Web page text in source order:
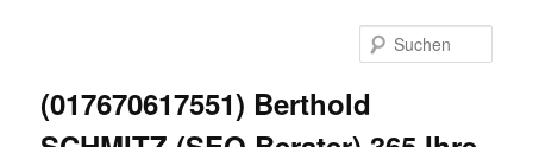
(017670617551) Berthold